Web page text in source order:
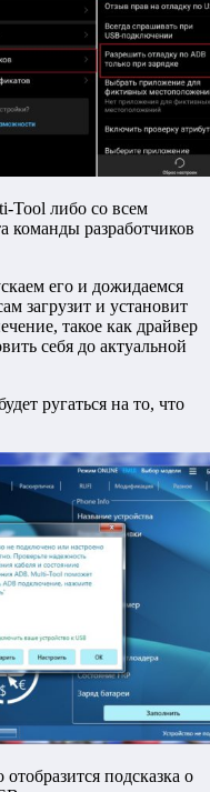
Tool либо со всем
команды разработчиков
его и дожидаемся
загрузит и установит
такое как драйвер
себя до актуальной
ругаться на то, что
подсказка о